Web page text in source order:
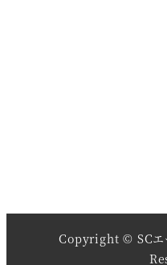
Copyright © SCエ